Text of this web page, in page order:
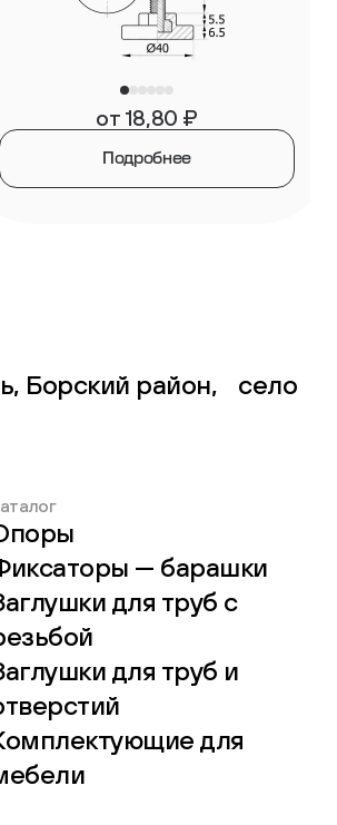
от 18,80 ₽
Подробнее
Борский район, село
— барашки
для труб с
для труб и
для